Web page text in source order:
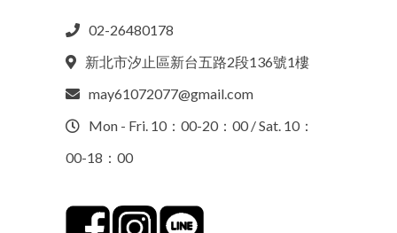
02-26480178
新北市汐止區新台五路2段136號1樓
may61072077@gmail.com
Mon - Fri. 10：00-20：00 / Sat. 10：
00-18：00